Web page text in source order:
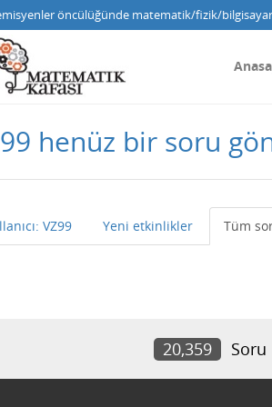
öncülüğünde matematik/fizik/
henüz bir soru
VZ99 Yeni etkinlikler Tüm
20,359 Soru